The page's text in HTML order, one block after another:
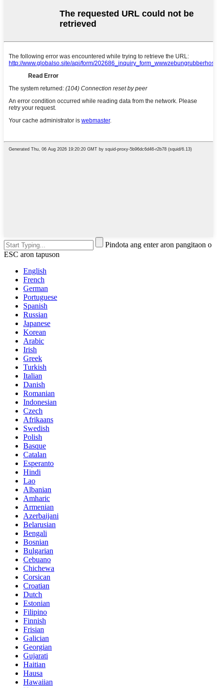
Pindota ang enter aron pangitaon o
ESC aron tapuson
English
French
German
Portuguese
Spanish
Russian
Japanese
Korean
Arabic
Irish
Greek
Turkish
Italian
Danish
Romanian
Indonesian
Czech
Afrikaans
Swedish
Polish
Basque
Catalan
Esperanto
Hindi
Lao
Albanian
Amharic
Armenian
Azerbaijani
Belarusian
Bengali
Bosnian
Bulgarian
Cebuano
Chichewa
Corsican
Croatian
Dutch
Estonian
Filipino
Finnish
Frisian
Galician
Georgian
Gujarati
Haitian
Hausa
Hawaiian